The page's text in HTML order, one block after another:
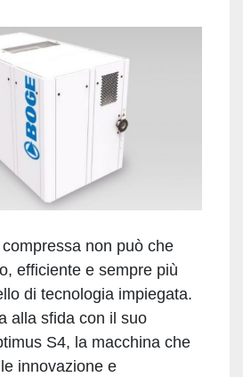
compressa non può che
efficiente e sempre più
di tecnologia impiegata.
alla sfida con il suo
S4, la macchina che
innovazione e